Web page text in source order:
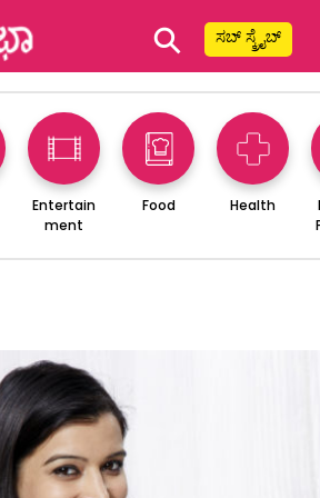
⚲ ಸಬ್ ಸ್ಕ್ರೈಬ್
Entertain
ment
Food Health